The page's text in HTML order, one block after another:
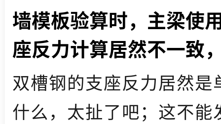
墙模板验算时，主梁使
座反力计算居然不一致
双槽钢的支座反力居然
什么，太扯了吧；这不